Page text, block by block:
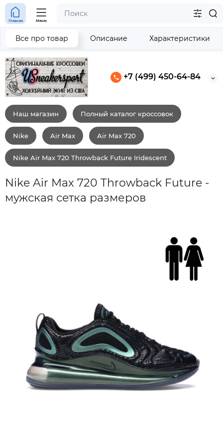
+7 (499) 450-64-84
Главная Меню
Наш магазин Полный каталог кроссовок
Nike Air Max Air Max 720
Nike Air Max 720 Throwback Future Iridescent
Nike Air Max 720 Throwback Future -
мужская сетка размеров
Все про товар Описание Характеристики